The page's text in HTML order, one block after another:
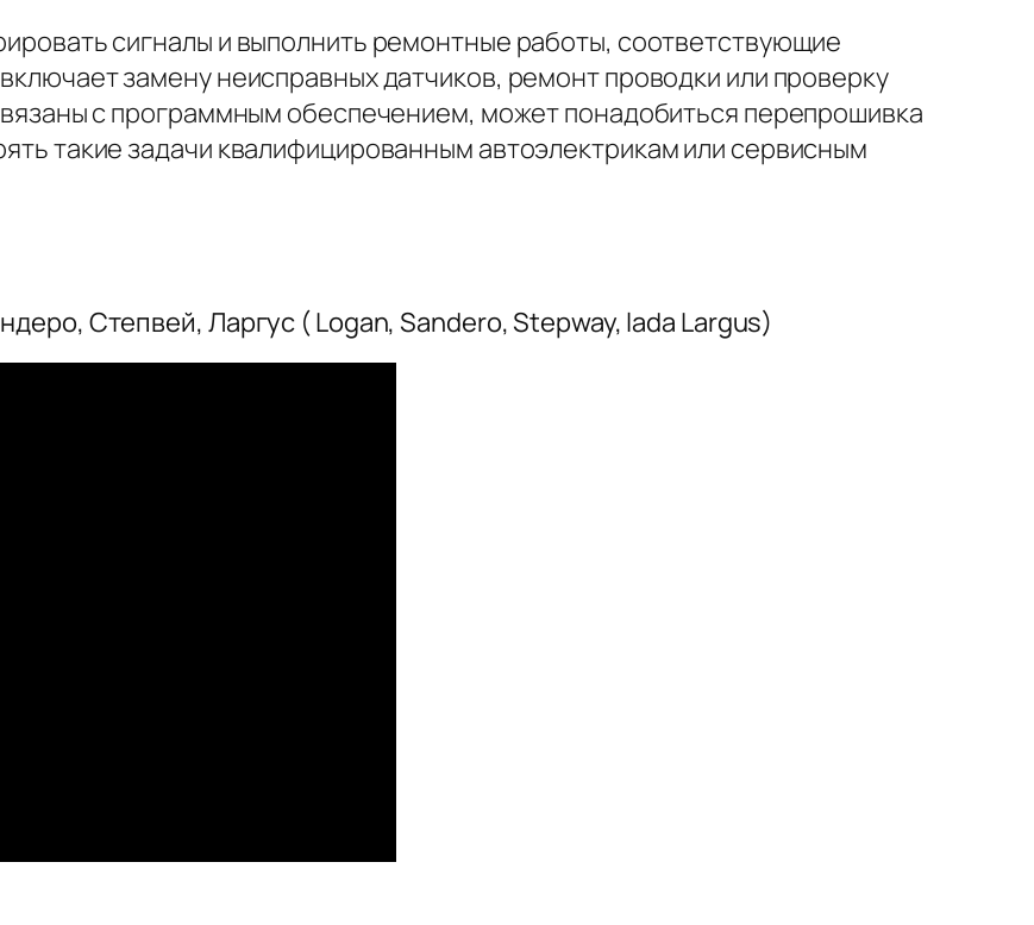
сигналы и выполнить ремонтные работы, соответствующие
замену неисправных датчиков, ремонт проводки или проверку
с программным обеспечением, может понадобиться перепрошивка
такие задачи квалифицированным автоэлектрикам или сервисным
Степвей, Ларгус ( Logan, Sandero, Stepway, lada Largus)